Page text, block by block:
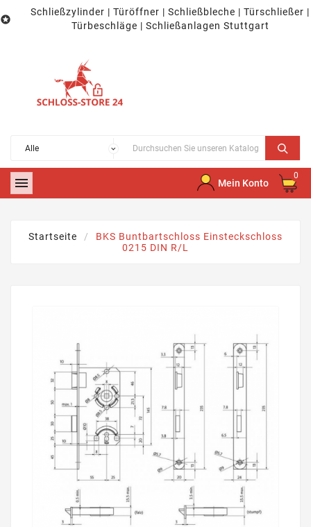

Schließzylinder | Türöffner | Schließbleche | Türschließer |
Türbeschläge | Schließanlagen Stuttgart
 Mein Konto
0
Startseite
BKS Buntbartschloss Einsteckschloss
0215 DIN R/L